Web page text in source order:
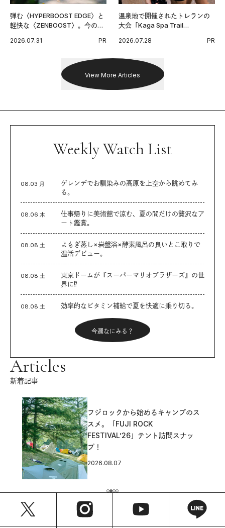
弾む〈HYPERBOOST EDGE〉と
軽快な〈ZENBOOST〉。今の時
出した新機軸。
2026.07.31 PR
温泉地で開催されたトレランの
大会「Kaga Spa Trail
戦を夢見るランナーたちの奮闘
2026.07.28 PR
View More Articles
Weekly Watch List
08.03 月
ゲレンデでお馴染みの高原を上空から眺めてみ
る。
08.06 木
仕事帰りに美術館で涼む、夏の間だけの贅沢なア
ート鑑賞。
08.08 土
よもぎ蒸し×岩盤浴×酵素風呂の良いとこ取りで
温活デビュー。
08.08 土
東京ドームが『スーパーマリオブラザーズ』の世
界に⁉︎
08.08 土 効率的なビタミン補給で夏を快適に乗り切る。
今週なにみる？
Articles
新着記事
フジロックから始めるキャンプのス
スメ。「FUJI ROCK
FESTIVAL’26」テント訪問スナッ
プ！
2026.08.07